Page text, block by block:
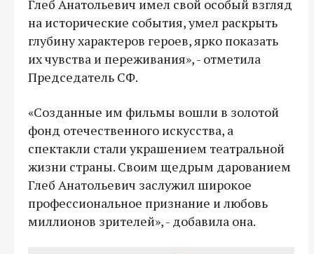
Глеб Анатольевич имел свой особый взгляд
на исторические события, умел раскрыть
глубину характеров героев, ярко показать
их чувства и переживания», - отметила
Председатель СФ.
«Созданные им фильмы вошли в золотой
фонд отечественного искусства, а
спектакли стали украшением театральной
жизни страны. Своим щедрым дарованием
Глеб Анатольевич заслужил широкое
профессиональное признание и любовь
миллионов зрителей», - добавила она.